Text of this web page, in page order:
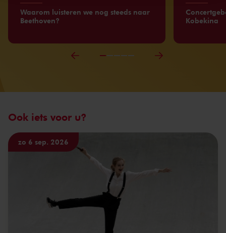
Waarom luisteren we nog steeds naar
Beethoven?
Kobekina
Ook iets voor u?
zo 6 sep. 2026